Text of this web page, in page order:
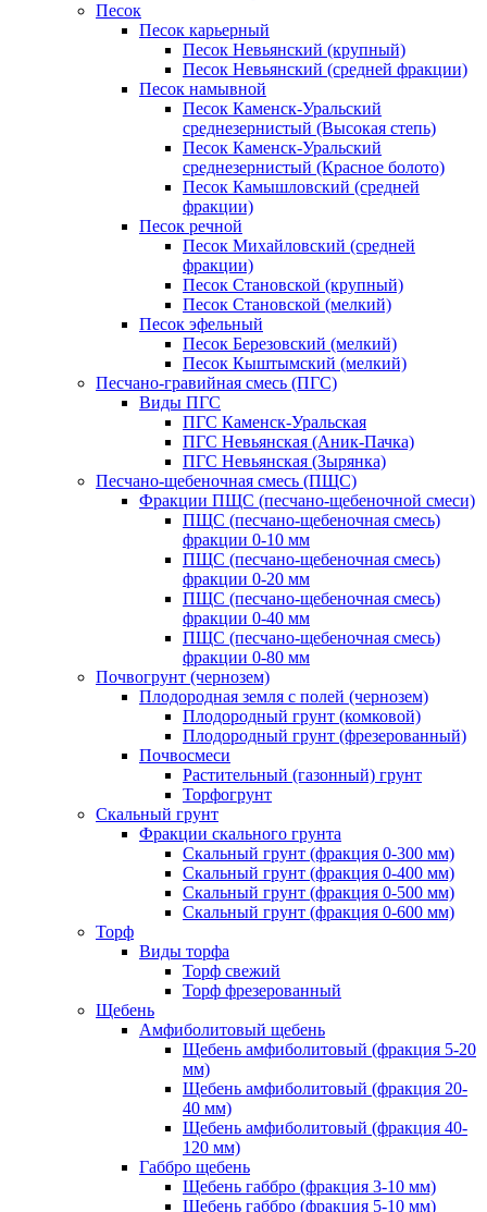
Песок
Песок карьерный
Песок Невьянский (крупный)
Песок Невьянский (средней фракции)
Песок намывной
Песок Каменск-Уральский
среднезернистый (Высокая степь)
Песок Каменск-Уральский
среднезернистый (Красное болото)
Песок Камышловский (средней
фракции)
Песок речной
Песок Михайловский (средней
фракции)
Песок Становской (крупный)
Песок Становской (мелкий)
Песок эфельный
Песок Березовский (мелкий)
Песок Кыштымский (мелкий)
Песчано-гравийная смесь (ПГС)
Виды ПГС
ПГС Каменск-Уральская
ПГС Невьянская (Аник-Пачка)
ПГС Невьянская (Зырянка)
Песчано-щебеночная смесь (ПЩС)
Фракции ПЩС (песчано-щебеночной смеси)
ПЩС (песчано-щебеночная смесь)
фракции 0-10 мм
ПЩС (песчано-щебеночная смесь)
фракции 0-20 мм
ПЩС (песчано-щебеночная смесь)
фракции 0-40 мм
ПЩС (песчано-щебеночная смесь)
фракции 0-80 мм
Почвогрунт (чернозем)
Плодородная земля с полей (чернозем)
Плодородный грунт (комковой)
Плодородный грунт (фрезерованный)
Почвосмеси
Растительный (газонный) грунт
Торфогрунт
Скальный грунт
Фракции скального грунта
Скальный грунт (фракция 0-300 мм)
Скальный грунт (фракция 0-400 мм)
Скальный грунт (фракция 0-500 мм)
Скальный грунт (фракция 0-600 мм)
Торф
Виды торфа
Торф свежий
Торф фрезерованный
Щебень
Амфиболитовый щебень
Щебень амфиболитовый (фракция 5-20
мм)
Щебень амфиболитовый (фракция 20-
40 мм)
Щебень амфиболитовый (фракция 40-
120 мм)
Габбро щебень
Щебень габбро (фракция 3-10 мм)
Щебень габбро (фракция 5-10 мм)